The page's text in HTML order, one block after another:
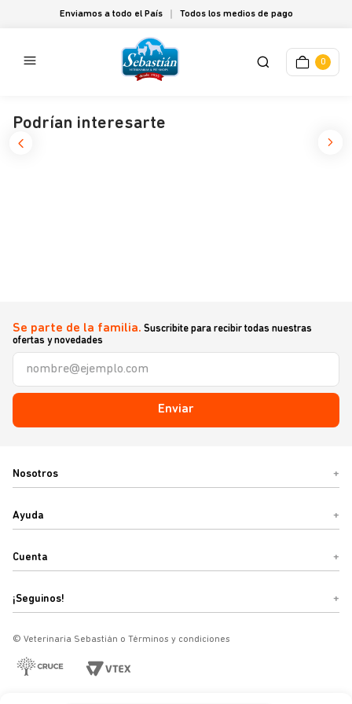
Enviamos a todo el País Todos los medios de pago
0
Podrían interesarte
Se parte de la familia. Suscribite para recibir todas nuestras
ofertas y novedades
Enviar
Nosotros +
Ayuda +
Cuenta +
¡Seguinos! +
© Veterinaria Sebastián o Términos y condiciones